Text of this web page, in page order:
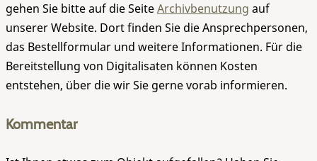
gehen Sie bitte auf die SeiteArchivbenutzung auf
unserer Website. Dort finden Sie die Ansprechpersonen,
das Bestellformular und weitere Informationen. Für die
Bereitstellung von Digitalisaten können Kosten
entstehen, über die wir Sie gerne vorab informieren.
Kommentar